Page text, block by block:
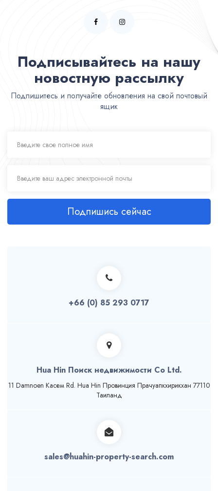
Подписывайтесь на нашу
новостную рассылку
Подпишитесь и получайте обновления на свой почтовый
ящик
Подпишись сейчас
+66 (0) 85 293 0717
Hua Hin Поиск недвижимости Co Ltd.
11 Damnoen Касем Rd. Hua Hin Провинция Прачуапкхирикхан 77110
Таиланд
sales@huahin-property-search.com